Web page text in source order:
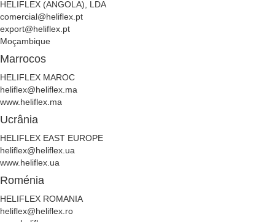
HELIFLEX (ANGOLA), LDA
comercial@heliflex.pt
export@heliflex.pt
Moçambique
Marrocos
HELIFLEX MAROC
heliflex@heliflex.ma
www.heliflex.ma
Ucrânia
HELIFLEX EAST EUROPE
heliflex@heliflex.ua
www.heliflex.ua
Roménia
HELIFLEX ROMANIA
heliflex@heliflex.ro